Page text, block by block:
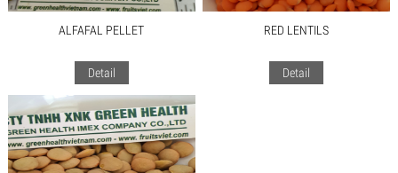
ALFAFAL PELLET
Detail
RED LENTILS
Detail